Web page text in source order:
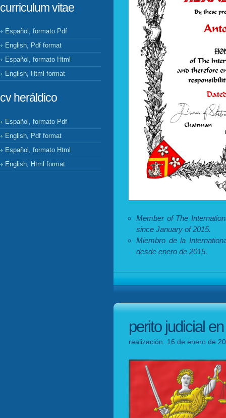
curriculum vitae
Español, formato Pdf
English, Pdf format
Español, formato Html
English, Html format
cv heráldico
Español, formato Pdf
English, Pdf format
Español, formato Html
English, Html format
Member of The
since January of 2015.
Miembro de la
desde enero de 2015.
perito judicial
realización: 16 de enero de